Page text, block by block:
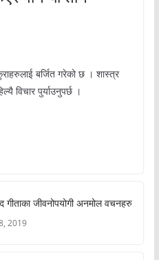
बर्जित गरेको छ । शास्त्र
विचार पुर्याउनुपर्छ ।
गीताका जीवनोपयोगी अनमोल वचनहरु
2019